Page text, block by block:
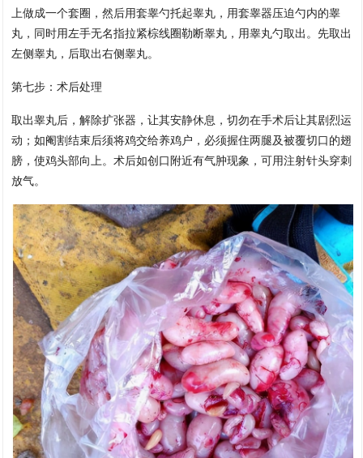
上做成一个套圈，然后用套睾勺托起睾丸，用套睾器压迫勺内的睾
丸，同时用左手无名指拉紧棕线圈勒断睾丸，用睾丸勺取出。先取出
左侧睾丸，后取出右侧睾丸。
第七步：术后处理
取出睾丸后，解除扩张器，让其安静休息，切勿在手术后让其剧烈运
动；如阉割结束后须将鸡交给养鸡户，必须握住两腿及被覆切口的翅
膀，使鸡头部向上。术后如创口附近有气肿现象，可用注射针头穿刺
放气。